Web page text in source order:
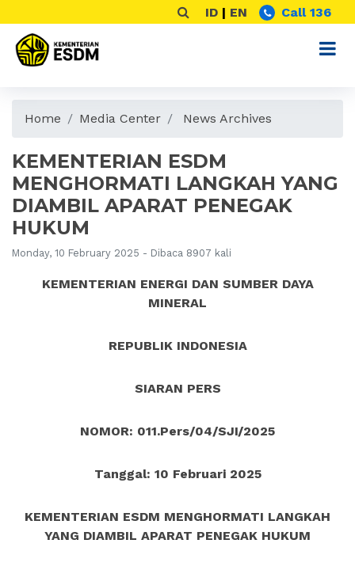
ID | EN Call 136
Home Media Center News Archives
KEMENTERIAN ESDM
MENGHORMATI LANGKAH YANG
DIAMBIL APARAT PENEGAK
HUKUM
Monday, 10 February 2025 - Dibaca 8907 kali
KEMENTERIAN ENERGI DAN SUMBER DAYA
MINERAL
REPUBLIK INDONESIA
SIARAN PERS
NOMOR: 011.Pers/04/SJI/2025
Tanggal: 10 Februari 2025
KEMENTERIAN ESDM MENGHORMATI LANGKAH
YANG DIAMBIL APARAT PENEGAK HUKUM